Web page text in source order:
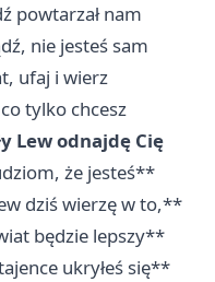
powtarzał nam
nie jesteś sam
ufaj i wierz
tylko chcesz
Lew odnajdę Cię
że jesteś**
dziś wierzę w to,**
będzie lepszy**
ukryłeś się**